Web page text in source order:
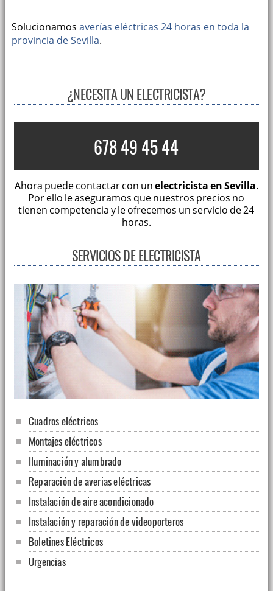
Solucionamos averías eléctricas 24 horas en toda la
provincia de Sevilla.
¿NECESITA UN ELECTRICISTA?
678 49 45 44
Ahora puede contactar con unelectricista en Sevilla.
Por ello le aseguramos que nuestros precios no
tienen competencia y le ofrecemos un servicio de 24
horas.
SERVICIOS DE ELECTRICISTA
Cuadros eléctricos
Montajes eléctricos
Iluminación y alumbrado
Reparación de averias eléctricas
Instalación de aire acondicionado
Instalación y reparación de videoporteros
Boletines Eléctricos
Urgencias